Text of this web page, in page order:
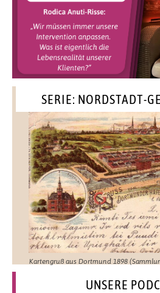
SERIE: NORDSTADT-
Kartengruß aus Dortmund 1898
UNSERE